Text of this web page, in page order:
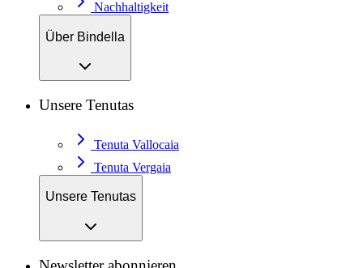
Nachhaltigkeit
Über Bindella
Unsere Tenutas
Tenuta Vallocaia
Tenuta Vergaia
Unsere Tenutas